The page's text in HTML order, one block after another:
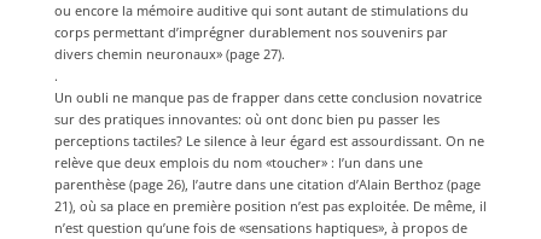
ou encore la mémoire auditive qui sont autant de stimulations du
corps permettant d’imprégner durablement nos souvenirs par
divers chemin neuronaux» (page 27).
.
Un oubli ne manque pas de frapper dans cette conclusion novatrice
sur des pratiques innovantes: où ont donc bien pu passer les
perceptions tactiles? Le silence à leur égard est assourdissant. On ne
relève que deux emplois du nom «toucher» : l’un dans une
parenthèse (page 26), l’autre dans une citation d’Alain Berthoz (page
21), où sa place en première position n’est pas exploitée. De même, il
n’est question qu’une fois de «sensations haptiques», à propos de